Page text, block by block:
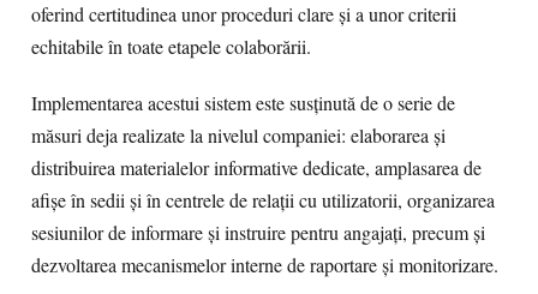
oferind certitudinea unor proceduri clare și a unor criterii
echitabile în toate etapele colaborării.
Implementarea acestui sistem este susținută de o serie de
măsuri deja realizate la nivelul companiei: elaborarea și
distribuirea materialelor informative dedicate, amplasarea de
afișe în sedii și în centrele de relații cu utilizatorii, organizarea
sesiunilor de informare și instruire pentru angajați, precum și
dezvoltarea mecanismelor interne de raportare și monitorizare.